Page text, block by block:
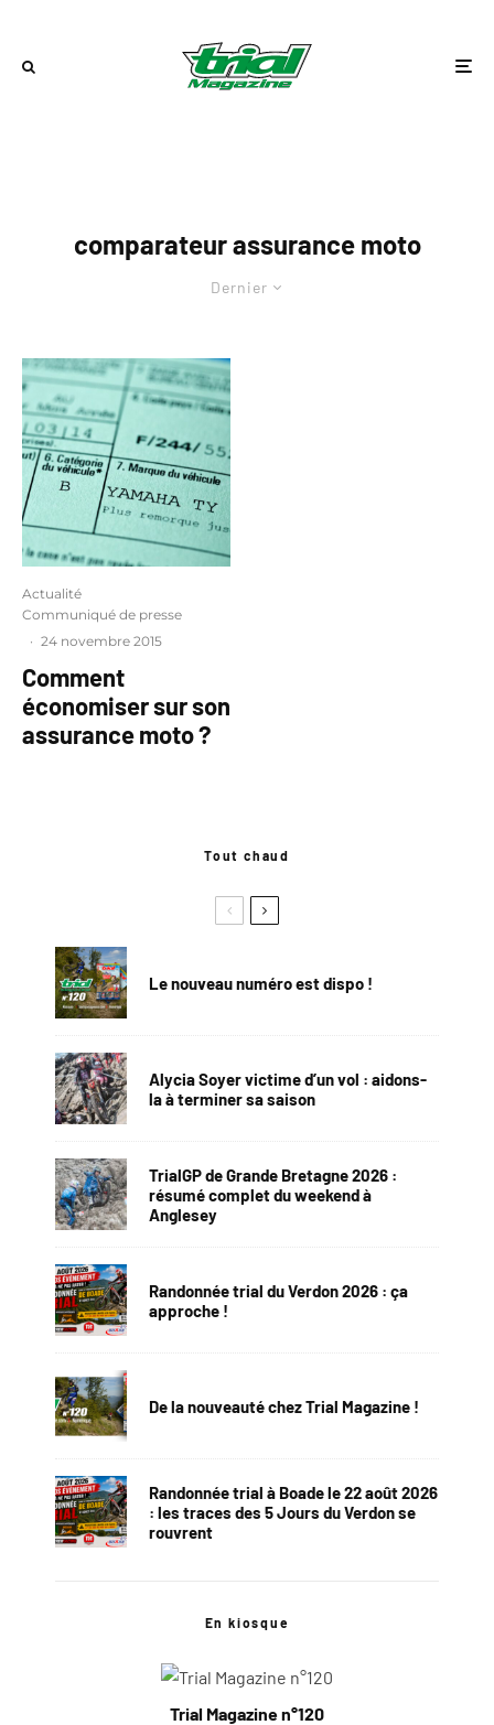
comparateur assurance moto
Dernier
Actualité
Communiqué de presse
· 24 novembre 2015
Comment
économiser sur son
assurance moto ?
Tout chaud
Le nouveau numéro est dispo !
Alycia Soyer victime d’un vol : aidons-
la à terminer sa saison
TrialGP de Grande Bretagne 2026 :
résumé complet du weekend à
Anglesey
Randonnée trial du Verdon 2026 : ça
approche !
De la nouveauté chez Trial Magazine !
Randonnée trial à Boade le 22 août 2026
: les traces des 5 Jours du Verdon se
rouvrent
En kiosque
Trial Magazine n°120